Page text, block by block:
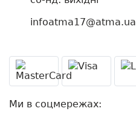
infoatma17@atma.ua
Ми в соцмережах: